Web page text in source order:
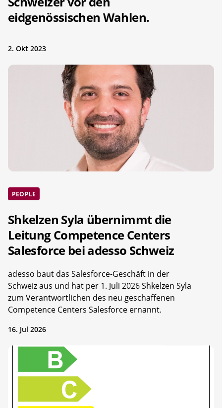
eidgenössischen Wahlen.
2. Okt 2023
PEOPLE
Shkelzen Syla übernimmt die
Leitung Competence Centers
Salesforce bei adesso Schweiz
adesso baut das Salesforce-Geschäft in der
Schweiz aus und hat per 1. Juli 2026 Shkelzen Syla
zum Verantwortlichen des neu geschaffenen
Competence Centers Salesforce ernannt.
16. Jul 2026